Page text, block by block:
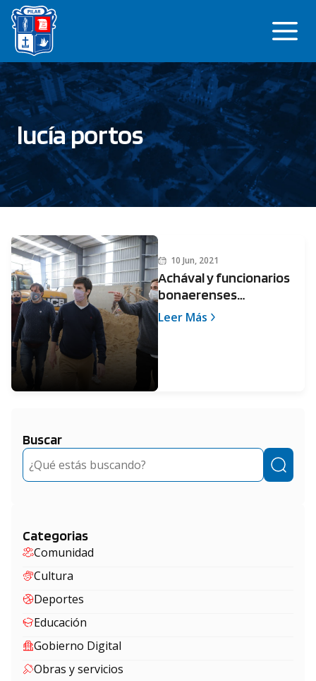
Saltar
contenido
lucía portos
10 Jun, 2021
Achával y funcionarios
bonaerenses
recorrieron obras en
Leer Más
Buscar
Buscar
Categorias
Comunidad
Cultura
Deportes
Educación
Gobierno Digital
Obras y servicios